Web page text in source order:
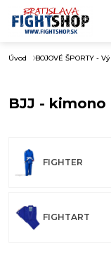
Úvod BOJOVÉ ŠPORTY -
BJJ - kimono
FIGHTER
FIGHTART